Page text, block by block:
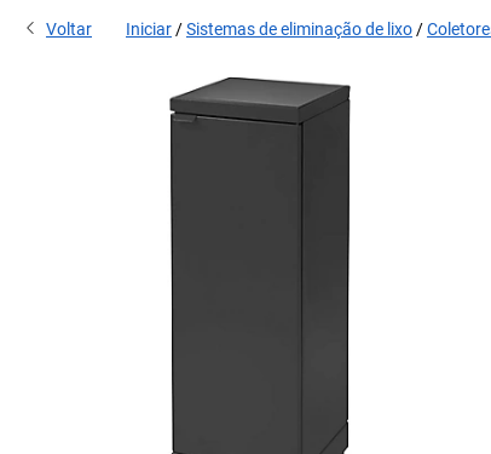
Voltar Iniciar Sistemas de eliminação de lixo